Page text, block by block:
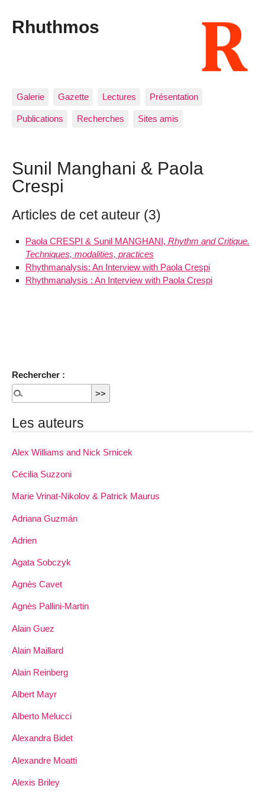
Rhuthmos
Galerie Gazette Lectures Présentation
Publications Recherches Sites amis
Sunil Manghani & Paola
Crespi
Articles de cet auteur (3)
Paola CRESPI & Sunil MANGHANI, Rhythm and Critique.
Techniques, modalities, practices
Rhythmanalysis: An Interview with Paola Crespi
Rhythmanalysis : An Interview with Paola Crespi
Rechercher :
Les auteurs
Alex Williams and Nick Srnicek
Cécilia Suzzoni
Marie Vrinat-Nikolov & Patrick Maurus
Adriana Guzmán
Adrien
Agata Sobczyk
Agnès Cavet
Agnès Pallini-Martin
Alain Guez
Alain Maillard
Alain Reinberg
Albert Mayr
Alberto Melucci
Alexandra Bidet
Alexandre Moatti
Alexis Briley